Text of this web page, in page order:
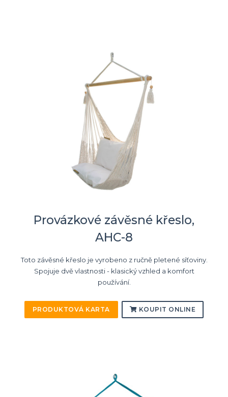
Provázkové závěsné křeslo,
AHC-8
Toto závěsné křeslo je vyrobeno z ručně pletené síťoviny.
Spojuje dvě vlastnosti - klasický vzhled a komfort
používání.
PRODUKTOVÁ KARTA KOUPIT ONLINE